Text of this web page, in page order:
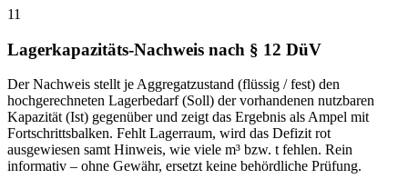
11
Lagerkapazitäts-Nachweis nach § 12 DüV
Der Nachweis stellt je Aggregatzustand (flüssig / fest) den
hochgerechneten Lagerbedarf (Soll) der vorhandenen nutzbaren
Kapazität (Ist) gegenüber und zeigt das Ergebnis als Ampel mit
Fortschrittsbalken. Fehlt Lagerraum, wird das Defizit rot
ausgewiesen samt Hinweis, wie viele m³ bzw. t fehlen. Rein
informativ – ohne Gewähr, ersetzt keine behördliche Prüfung.